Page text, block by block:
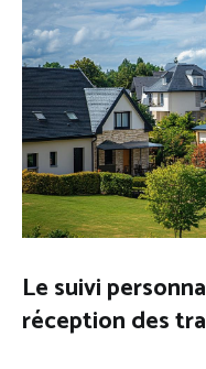
Le suivi
réception des